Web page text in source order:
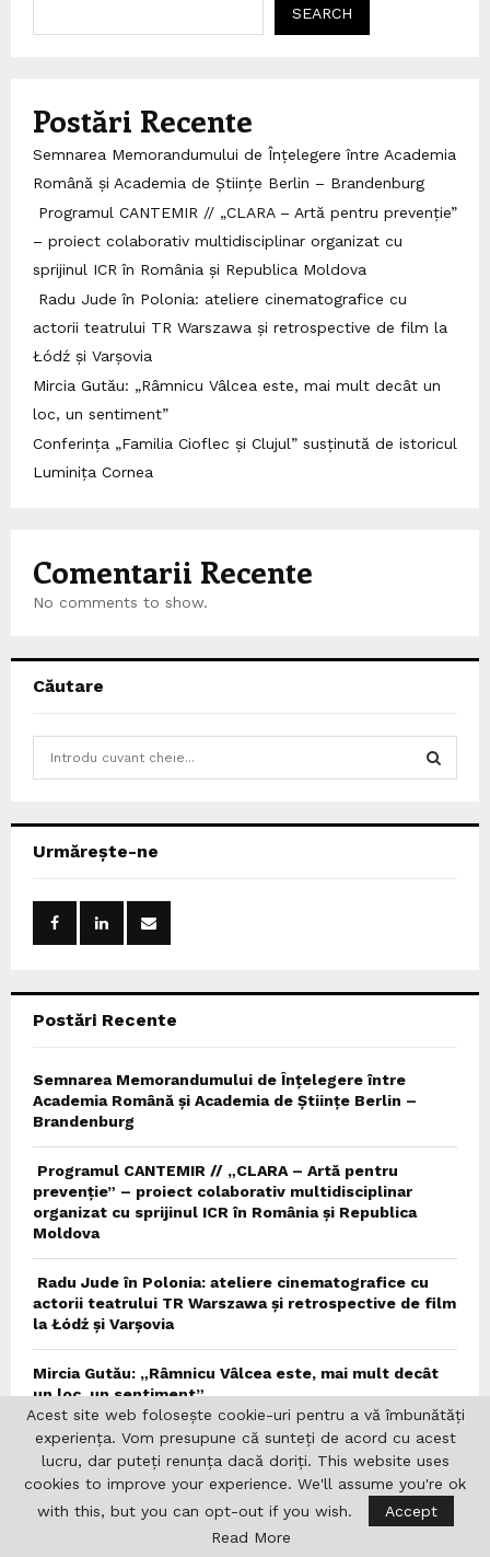
SEARCH
Postări Recente
Semnarea Memorandumului de Înțelegere între Academia
Română și Academia de Științe Berlin – Brandenburg
Programul CANTEMIR // „CLARA – Artă pentru prevenție”
– proiect colaborativ multidisciplinar organizat cu
sprijinul ICR în România și Republica Moldova
Radu Jude în Polonia: ateliere cinematografice cu
actorii teatrului TR Warszawa și retrospective de film la
Łódź și Varșovia
Mircia Gutău: „Râmnicu Vâlcea este, mai mult decât un
loc, un sentiment”
Conferința „Familia Cioflec și Clujul” susținută de istoricul
Luminița Cornea
Comentarii Recente
No comments to show.
Căutare
h
Urmărește-ne
Postări Recente
Semnarea Memorandumului de Înțelegere între
Academia Română și Academia de Științe Berlin –
Brandenburg
Programul CANTEMIR // „CLARA – Artă pentru
prevenție” – proiect colaborativ multidisciplinar
organizat cu sprijinul ICR în România și Republica
Moldova
Radu Jude în Polonia: ateliere cinematografice cu
actorii teatrului TR Warszawa și retrospective de film
la Łódź și Varșovia
Mircia Gutău: „Râmnicu Vâlcea este, mai mult decât
un loc, un sentiment”
Conferința „Familia Cioflec și Clujul” susținută de
istoricul Luminița Cornea
Rezultatul concursului pentru selecția și acordarea
bursei „Ierunca-Lovinescu” 2026/2027
Acest site web folosește cookie-uri pentru a vă îmbunătăți
experiența. Vom presupune că sunteți de acord cu acest
lucru, dar puteți renunța dacă doriți. This website uses
cookies to improve your experience. We'll assume you're ok
with this, but you can opt-out if you wish.
Accept
Read More